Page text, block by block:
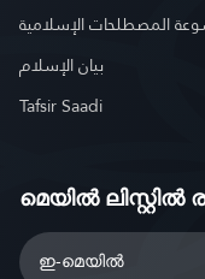
المصطلحات الإسلامية
بيان الإسلام
Tafsir Saadi
മെയിൽ